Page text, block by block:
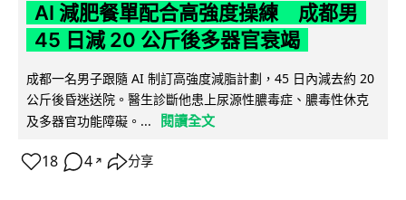
AI 減肥餐單配合高強度操練 成都男
45 日減 20 公斤後多器官衰竭
成都一名男子跟隨 AI 制訂高強度減脂計劃，45 日內減去約 20
公斤後昏迷送院。醫生診斷他患上尿源性膿毒症、膿毒性休克
及多器官功能障礙。...
閱讀全文
18 4 ↗ 分享